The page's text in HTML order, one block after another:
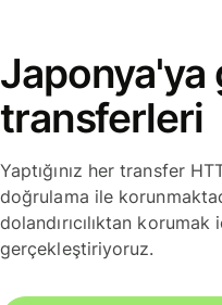
Japonya'ya
transferleri
Yaptığınız her transfer
doğrulama ile
dolandırıcılıktan
gerçekleştiriyoruz.